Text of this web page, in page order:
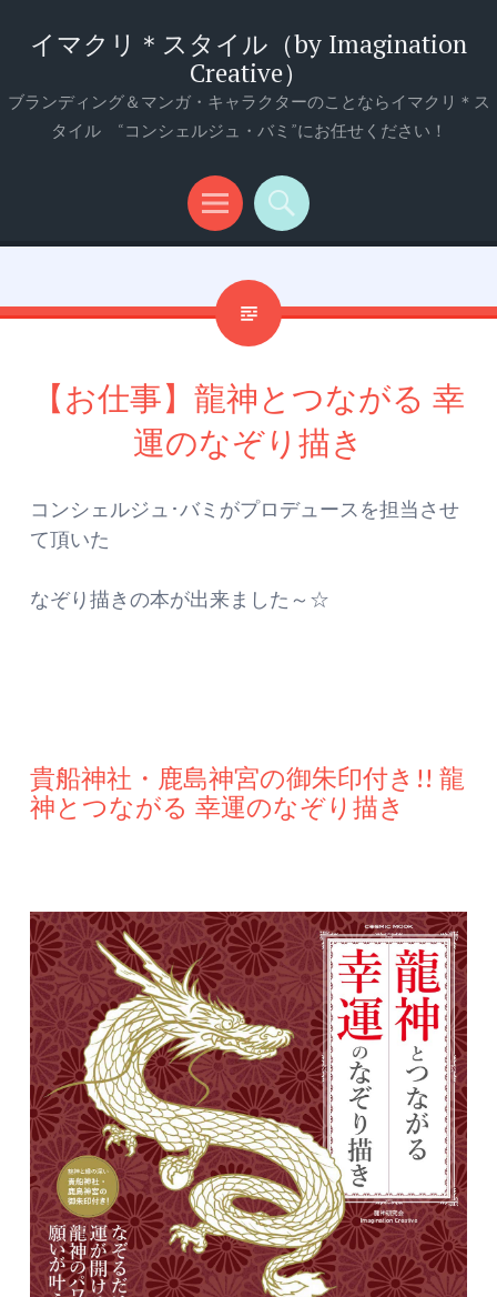
イマクリ＊スタイル（by Imagination
Creative）
ブランディング＆マンガ・キャラクターのことならイマクリ＊ス
タイル “コンシェルジュ・バミ”にお任せください！
メ
ュ
検
【お仕事】龍神とつながる 幸
運のなぞり描き
コンシェルジュ･バミがプロデュースを担当させ
て頂いた
なぞり描きの本が出来ました～☆
貴船神社・鹿島神宮の御朱印付き!! 龍
神とつながる 幸運のなぞり描き